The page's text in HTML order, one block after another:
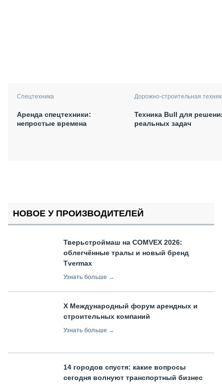
Спецтехника
Аренда спецтехники:
непростые времена
Дорожно-строительная
Техника Bull для
реальных задач
НОВОЕ У ПРОИЗВОДИТЕЛЕЙ
Тверьстроймаш на COMVEX 2026:
облегчённые тралы и новый бренд
Tvermax
Узнать больше →
X Международный форум арендных и
строительных компаний
Узнать больше →
14 городов спустя: какие вопросы
сегодня волнуют транспортный бизнес